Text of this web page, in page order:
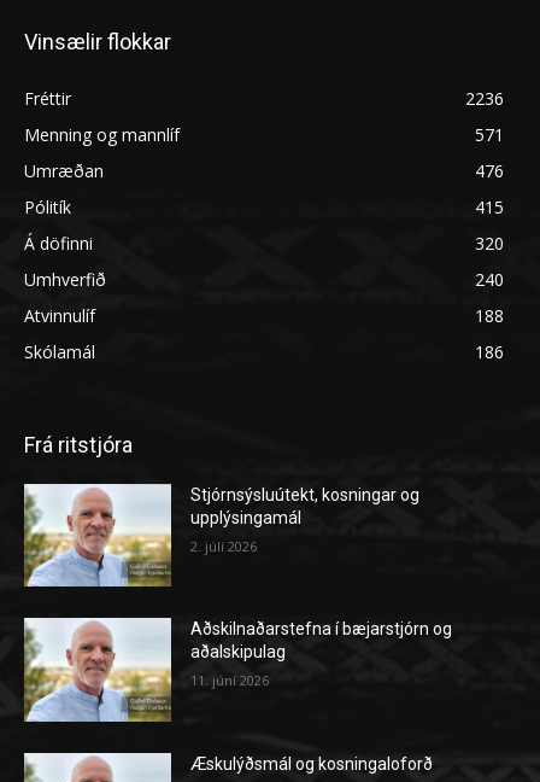
Vinsælir flokkar
Fréttir
2236
Menning og mannlíf
571
Umræðan
476
Pólitík
415
Á döfinni
320
Umhverfið
240
Atvinnulíf
188
Skólamál
186
Frá ritstjóra
Stjórnsýsluútekt, kosningar og
upplýsingamál
2. júlí 2026
Aðskilnaðarstefna í bæjarstjórn og
aðalskipulag
11. júní 2026
Æskulýðsmál og kosningaloforð